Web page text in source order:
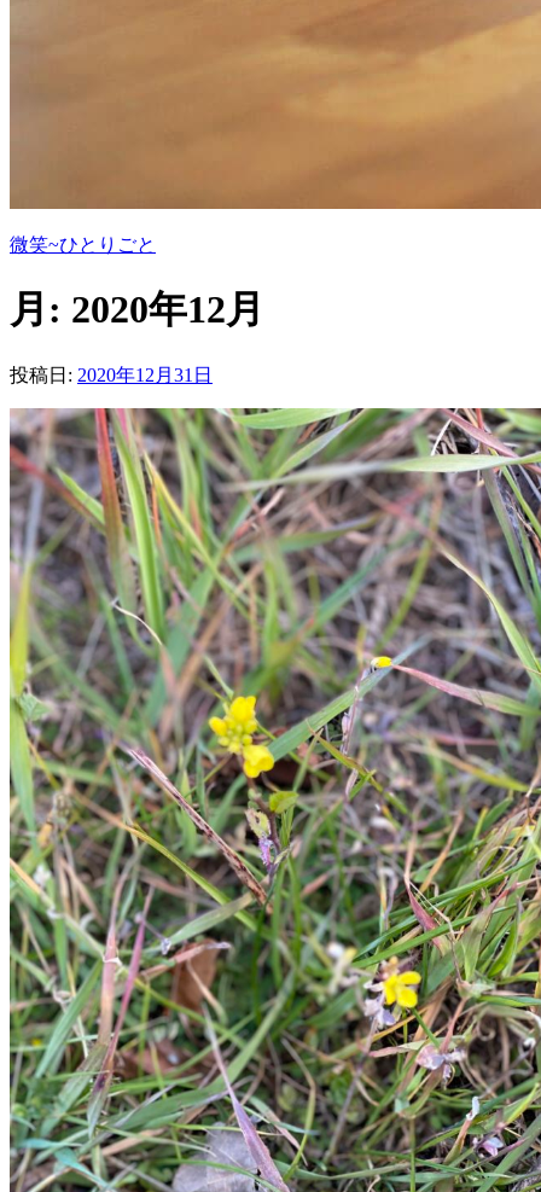
微笑~ひとりごと
月: 2020年12月
投稿日: 2020年12月31日